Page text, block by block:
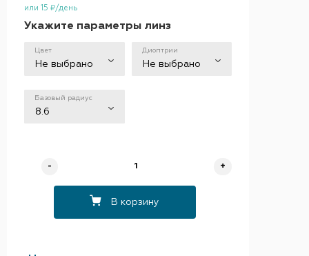
или 15 ₽/день
Укажите параметры линз
Цвет
Не выбрано
Диоптрии
Не выбрано
Базовый радиус
8.6
- +
В корзину